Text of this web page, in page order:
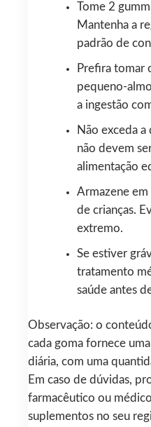
Tome 2
Mantenha a
padrão de
Prefira tomar
pequeno-
a ingestão
Não exceda
não devem
alimentação
Armazene em
de crianças.
extremo.
Se estiver
tratamento
saúde antes
Observação: o
cada goma fornece
diária, com uma
Em caso de dúvidas,
farmacêutico ou
suplementos no seu